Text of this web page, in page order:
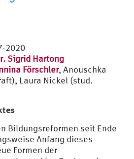
2020
Sigrid Hartong
Förschler, Anouschka
Laura Nickel (stud.
Bildungsreformen seit Ende
Anfang dieses
Formen der